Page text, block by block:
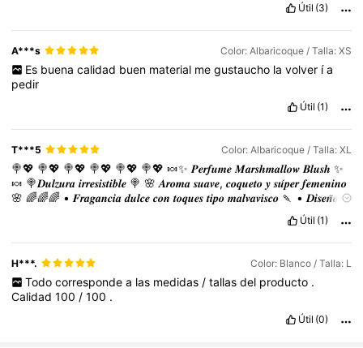
Útil (3)
A***s Color: Albaricoque / Talla: XS
Es buena calidad buen material me gustaucho la volver ía
pedir
Útil (1)
T***5 Color: Albaricoque / Talla: XL
🍭💖 🍭💖 🍭💖 🍭💖 🍭💖 🍭💖🍬✨𝑷𝒆𝒓𝒇𝒖𝒎𝒆𝑴𝒂𝒓𝒔𝒉𝒎𝒂𝒍𝒍𝒐𝒘𝑩𝒍𝒖𝒔𝒉✨
🍬 🍭𝑫𝒖𝒍𝒛𝒖𝒓𝒂𝒊𝒓𝒓𝒆𝒔𝒊𝒔𝒕𝒊𝒃𝒍𝒆 🍭🌸𝑨𝒓𝒐𝒎𝒂𝒔𝒖𝒂𝒗𝒆,𝒄𝒐𝒒𝒖𝒆𝒕𝒐𝒚𝒔𝒖́𝒑𝒆𝒓𝒇𝒆𝒎𝒆𝒏𝒊𝒏𝒐
🌸🌈🌈🌈 •𝑭𝒓𝒂𝒈𝒂𝒏𝒄𝒊𝒂𝒅𝒖𝒍𝒄𝒆𝒄𝒐𝒏𝒕𝒐𝒒𝒖𝒆𝒔𝒕𝒊𝒑𝒐𝒎𝒂𝒍𝒗𝒂𝒗𝒊𝒔𝒄𝒐 🍡 •𝑫𝒊𝒔𝒆𝒏̃𝒐
𝒑𝒂𝒓𝒂
Útil (1)
H***. Color: Blanco / Talla: L
Todo corresponde a las medidas / tallas del producto .
Calidad100 /100 .
Útil (0)